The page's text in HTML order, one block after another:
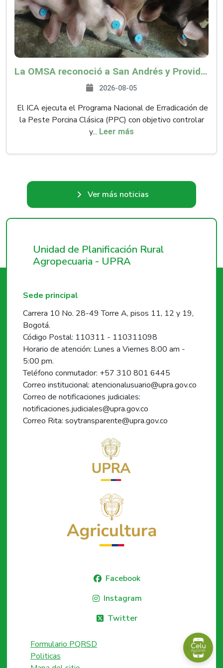
La OMSA reconoció a San Andrés y Providencia como zona libre de Peste Porcina Clásica (PPC)
2026-08-05
El ICA ejecuta el Programa Nacional de Erradicación de
la Peste Porcina Clásica (PPC) con objetivo controlar
y... Leer más
Ver más noticias
Unidad de Planificación Rural
Agropecuaria - UPRA
Sede principal
Carrera 10 No. 28-49 Torre A, pisos 11, 12 y 19,
Bogotá.
Código Postal: 110311 - 110311098
Horario de atención: Lunes a Viernes 8:00 am -
5:00 pm.
Teléfono conmutador: +57 310 801 6445
Correo institucional: atencionalusuario@upra.gov.co
Correo de notificaciones judiciales:
notificaciones.judiciales@upra.gov.co
Correo Rita: soytransparente@upra.gov.co
Facebook
Instagram
Twitter
Formulario PQRSD
Politicas